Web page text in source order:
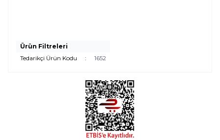
Ürün Filtreleri
Tedarikçi Ürün Kodu
: 1652